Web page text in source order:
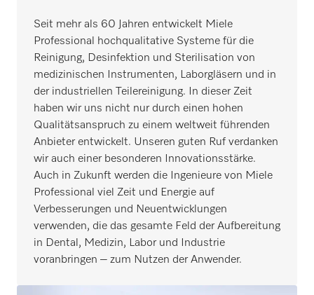
Seit mehr als 60 Jahren entwickelt Miele
Professional hochqualitative Systeme für die
Reinigung, Desinfektion und Sterilisation von
medizinischen Instrumenten, Laborgläsern und in
der industriellen Teilereinigung. In dieser Zeit
haben wir uns nicht nur durch einen hohen
Qualitätsanspruch zu einem weltweit führenden
Anbieter entwickelt. Unseren guten Ruf verdanken
wir auch einer besonderen Innovationsstärke.
Auch in Zukunft werden die Ingenieure von Miele
Professional viel Zeit und Energie auf
Verbesserungen und Neuentwicklungen
verwenden, die das gesamte Feld der Aufbereitung
in Dental, Medizin, Labor und Industrie
voranbringen – zum Nutzen der Anwender.